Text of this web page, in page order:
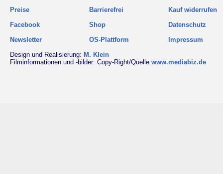
Preise
Facebook
Newsletter
Barrierefrei
Shop
OS-Plattform
Kauf widerrufen
Datenschutz
Impressum
Design und Realisierung: M. Klein
Filminformationen und -bilder: Copy-Right/Quelle www.mediabiz.de